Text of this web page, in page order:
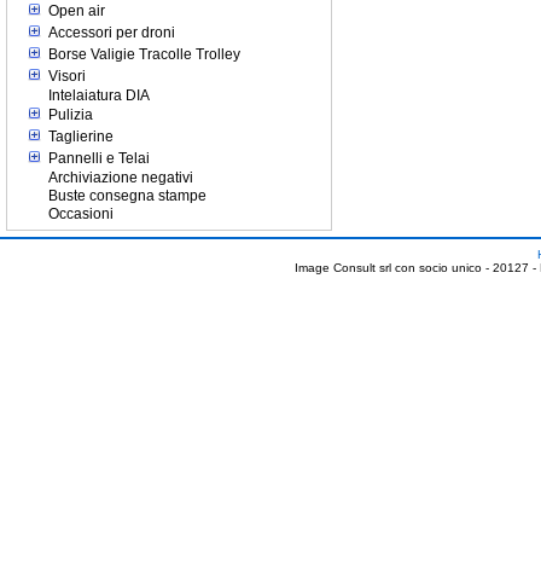
Open air
Accessori per droni
Borse Valigie Tracolle Trolley
Visori
Intelaiatura DIA
Pulizia
Taglierine
Pannelli e Telai
Archiviazione negativi
Buste consegna stampe
Occasioni
Image Consult srl con socio unico - 20127